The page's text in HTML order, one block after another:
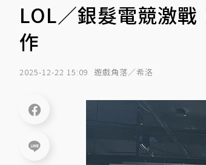
LOL／銀髮電競激
作
2025-12-22 15:09 遊戲角落／希洛